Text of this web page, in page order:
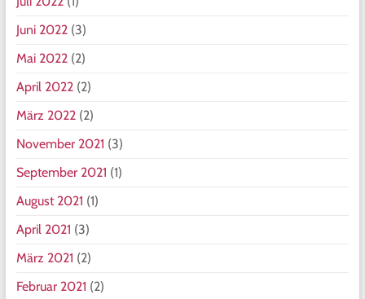
Juni 2022(3)
Mai 2022(2)
April 2022(2)
März 2022(2)
November 2021 (3)
September 2021 (1)
August 2021 (1)
April 2021 (3)
März 2021 (2)
Februar 2021 (2)